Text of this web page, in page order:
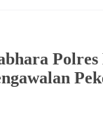
Polres